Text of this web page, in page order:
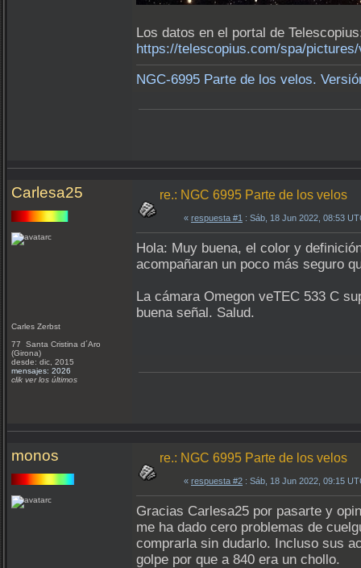
Los datos en el portal de
https://telescopius.com/spa/
NGC-6995 Parte de los velos.
Carlesa25
Carles Zerbst
77 Santa Cristina d´Aro
(Girona)
desde: dic, 2015
mensajes: 2026
clik ver los últimos
re.: NGC 6995 Parte de los velos
« respuesta #1 : Sáb, 18 Jun 2022, 08:53
Hola: Muy buena, el color y
acompañaran un poco más seguro
La cámara Omegon veTEC 533 C
buena señal. Salud.
monos re.: NGC 6995 Parte de los velos
« respuesta #2 : Sáb, 18 Jun 2022, 09:15
Gracias Carlesa25 por pasarte y
me ha dado cero problemas de
comprarla sin dudarlo. Incluso sus
golpe por que a 840 era un chollo.